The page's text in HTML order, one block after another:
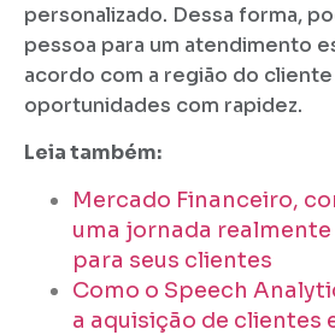
personalizado. Dessa forma,
pessoa para um atendimento
acordo com a região do
oportunidades com rapidez.
Leia também:
Mercado Financeiro,
uma jornada
para seus clientes
Como o Speech
a aquisição de clientes